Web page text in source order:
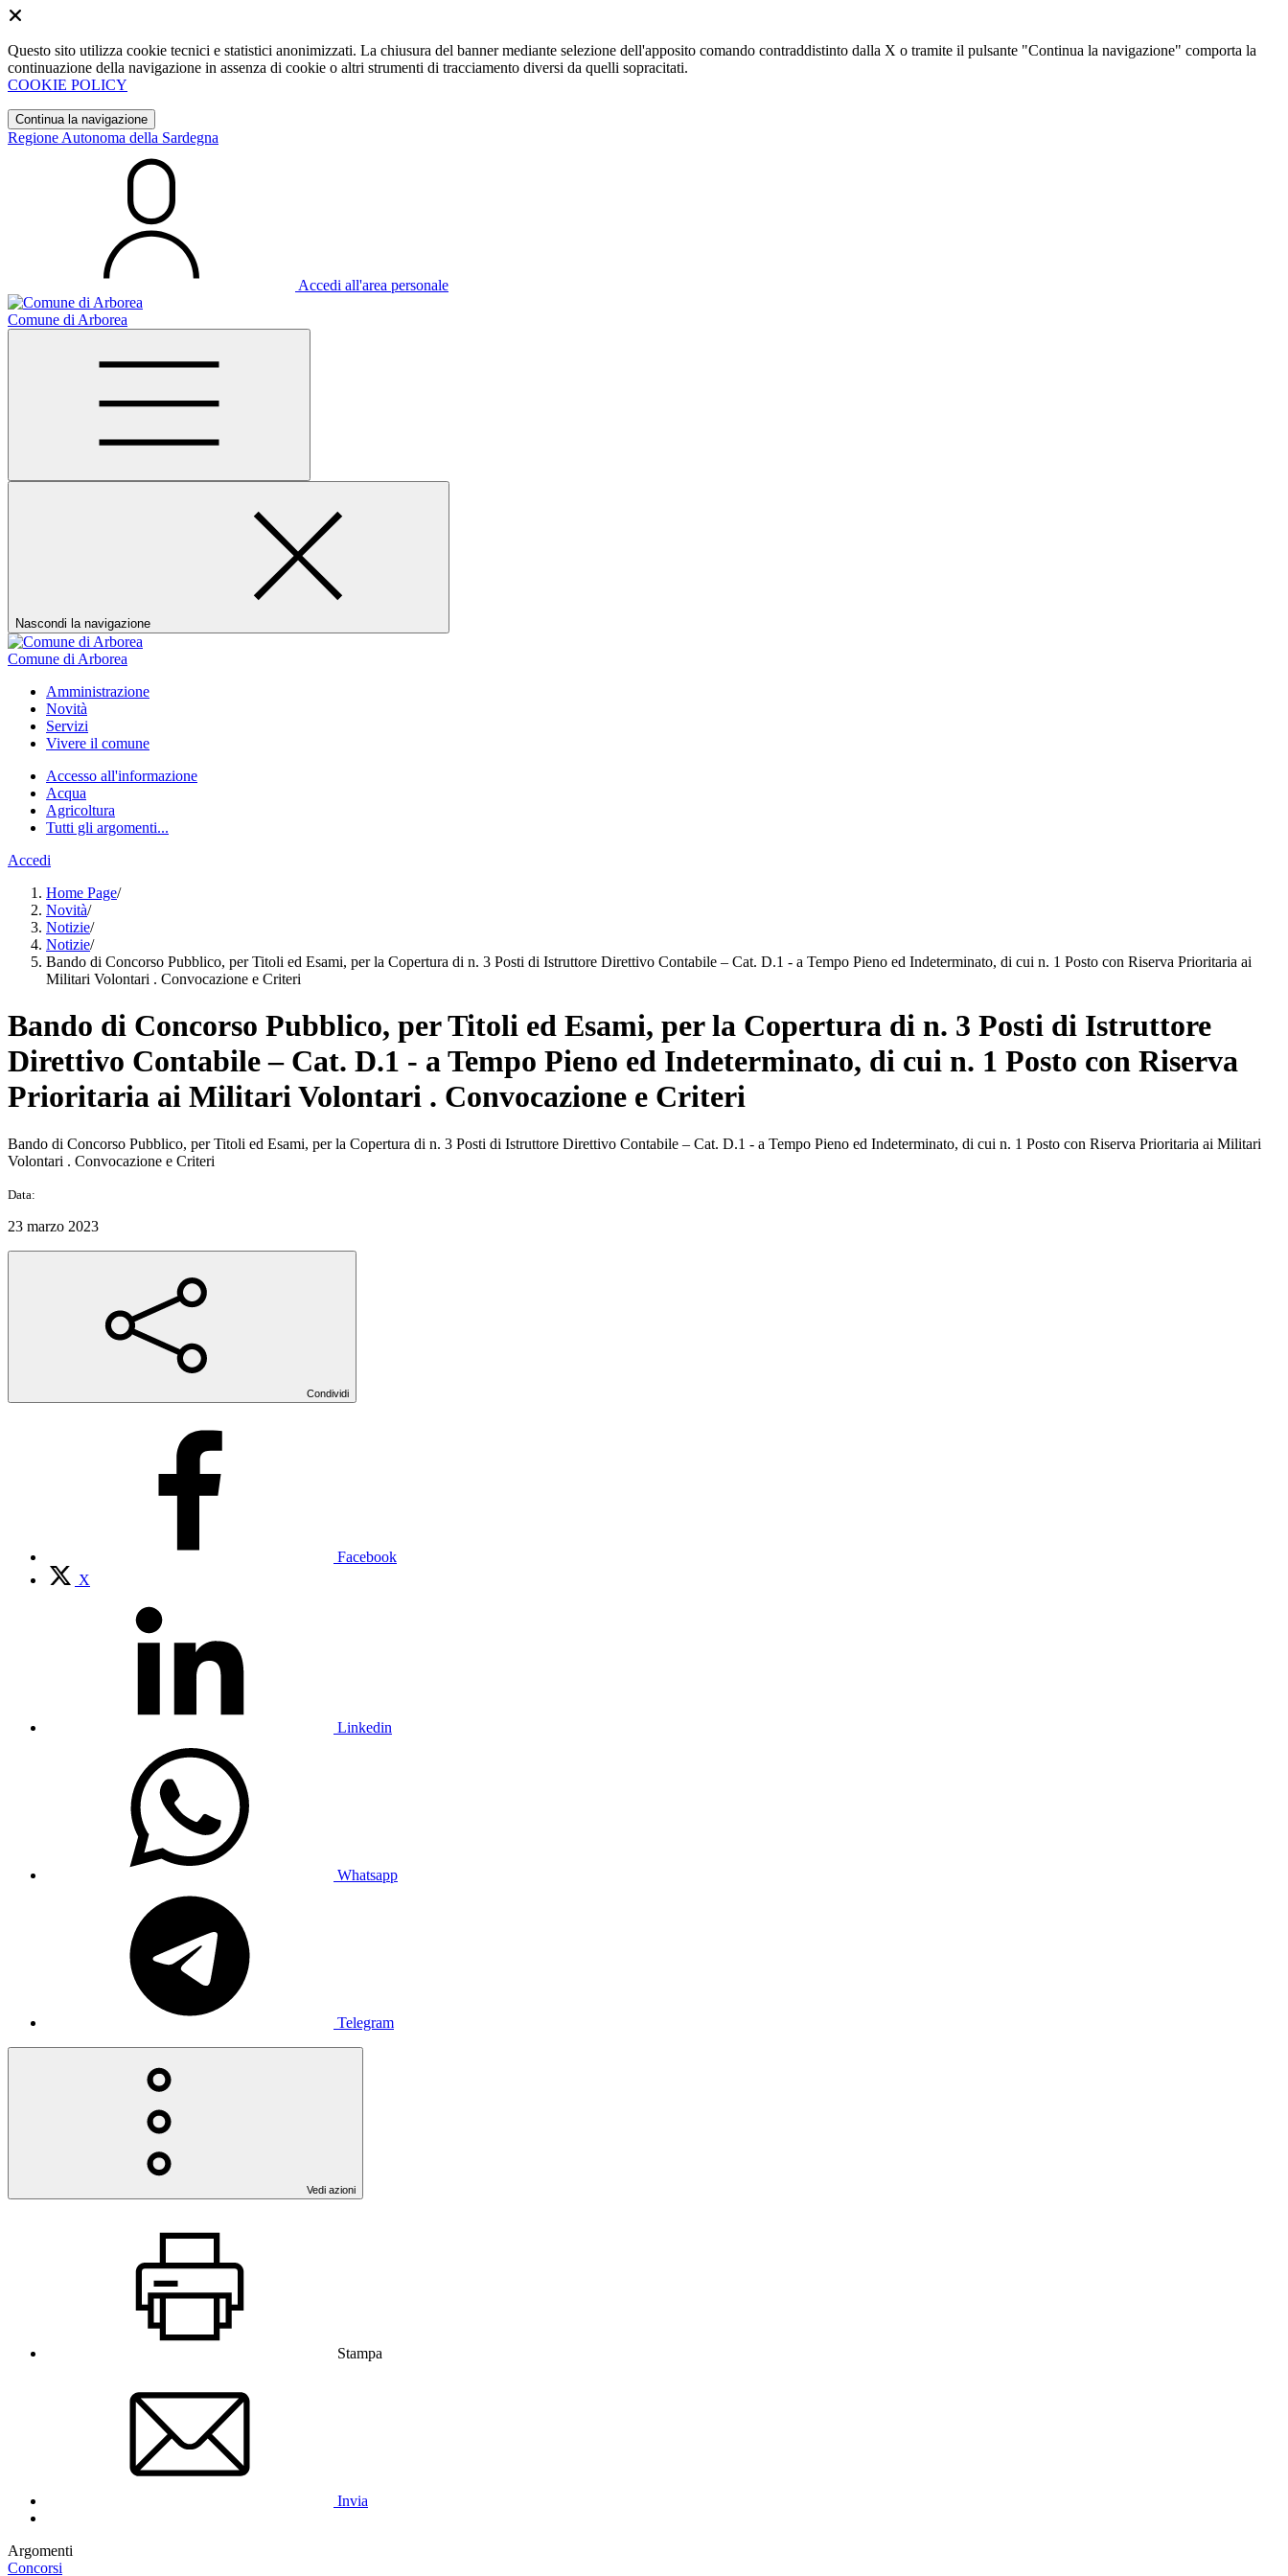
Questo sito utilizza cookie tecnici e statistici anonimizzati. La chiusura del banner mediante selezione dell'apposito comando contraddistinto dalla X o tramite il pulsante "Continua la navigazione" comporta la
continuazione della navigazione in assenza di cookie o altri strumenti di tracciamento diversi da quelli sopracitati.
COOKIE POLICY
Continua la navigazione
Regione Autonoma della Sardegna
Accedi all'area personale
Comune di Arborea
Nascondi la navigazione
Comune di Arborea
Amministrazione
Novità
Servizi
Vivere il comune
Accesso all'informazione
Acqua
Agricoltura
Tutti gli argomenti...
Accedi
Home Page/
Novità/
Notizie/
Notizie/
Bando di Concorso Pubblico, per Titoli ed Esami, per la Copertura di n. 3 Posti di Istruttore Direttivo Contabile – Cat. D.1 - a Tempo Pieno ed Indeterminato, di cui n. 1 Posto con Riserva Prioritaria ai
Militari Volontari . Convocazione e Criteri
Bando di Concorso Pubblico, per Titoli ed Esami, per la Copertura di n. 3 Posti di Istruttore
Direttivo Contabile – Cat. D.1 - a Tempo Pieno ed Indeterminato, di cui n. 1 Posto con Riserva
Prioritaria ai Militari Volontari . Convocazione e Criteri
Bando di Concorso Pubblico, per Titoli ed Esami, per la Copertura di n. 3 Posti di Istruttore Direttivo Contabile – Cat. D.1 - a Tempo Pieno ed Indeterminato, di cui n. 1 Posto con Riserva Prioritaria ai Militari
Volontari . Convocazione e Criteri
Data:
23 marzo 2023
Condividi
Facebook
X
Linkedin
Whatsapp
Telegram
Vedi azioni
Stampa
Invia
Argomenti
Concorsi